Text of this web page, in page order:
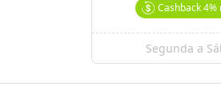
Cashback4%
Segunda a